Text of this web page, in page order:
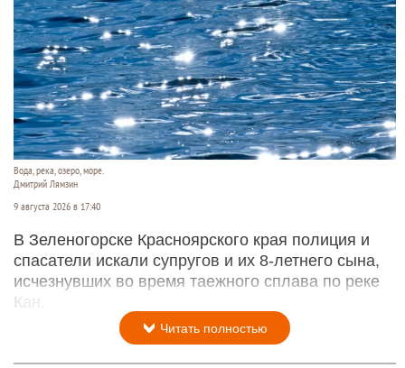
Вода, река, озеро, море.
Дмитрий Лямзин
9 августа 2026 в 17:40
В Зеленогорске Красноярского края полиция и
спасатели искали супругов и их 8-летнего сына,
исчезнувших во время таежного сплава по реке
Кан.
Читать полностью